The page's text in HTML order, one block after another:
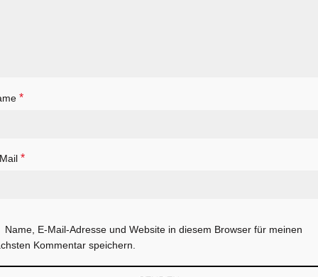
*
*
Name, E-Mail-Adresse und Website in diesem Browser für meinen
Kommentar speichern.